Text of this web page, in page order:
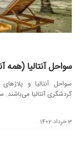
سواحل آنتالیا (همه
سواحل آنتالیا و
گردشگری آنتالیا می‌باشند.
3 خرداد 1402